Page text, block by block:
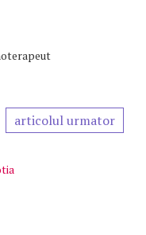
articolul urmator